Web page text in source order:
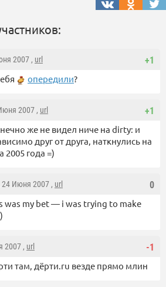
+1
2007 , url
опередили?
+1
2007 , url
же не видел ниче на dirty: и
друг от друга, наткнулись на
2005 года =)
0
24 Июня 2007 , url
was my bet — i was trying to make
-1
2007 , url
там, дёрти.ru везде прямо млин